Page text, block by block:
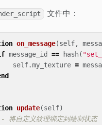
文件中：
on_message(self,
message_id == hash(
self.my_texture =
update(self)
将自定义纹理绑定到绘制状态